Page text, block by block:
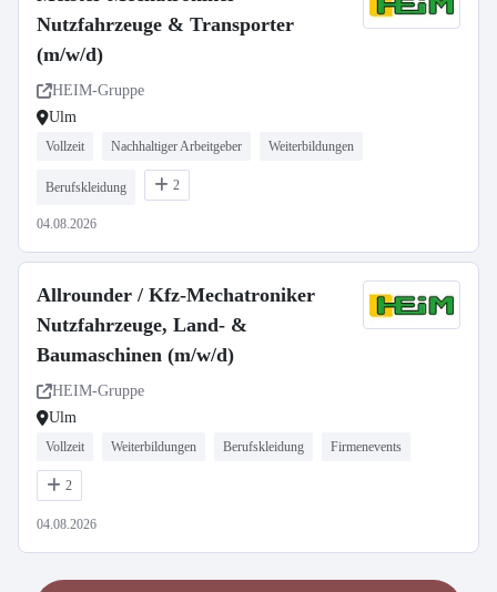
Nutzfahrzeuge & Transporter
(m/w/d)
HEIM-Gruppe
Ulm
Vollzeit Nachhaltiger Arbeitgeber Weiterbildungen
Berufskleidung 2
04.08.2026
Allrounder / Kfz-Mechatroniker
Nutzfahrzeuge, Land- &
Baumaschinen (m/w/d)
HEIM-Gruppe
Ulm
Vollzeit Weiterbildungen Berufskleidung Firmenevents
2
04.08.2026